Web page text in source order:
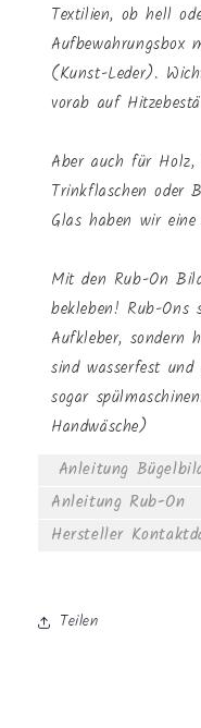
Textilien, ob hell
Aufbewahrungsbox
(Kunst-Leder).
vorab auf
Aber auch für
Trinkflaschen oder
Glas haben wir
Mit den Rub-On
bekleben! Rub-Ons
Aufkleber, sondern
sind wasserfest
sogar
Handwäsche)
Anleitung
Anleitung Rub-On
Hersteller
Teilen